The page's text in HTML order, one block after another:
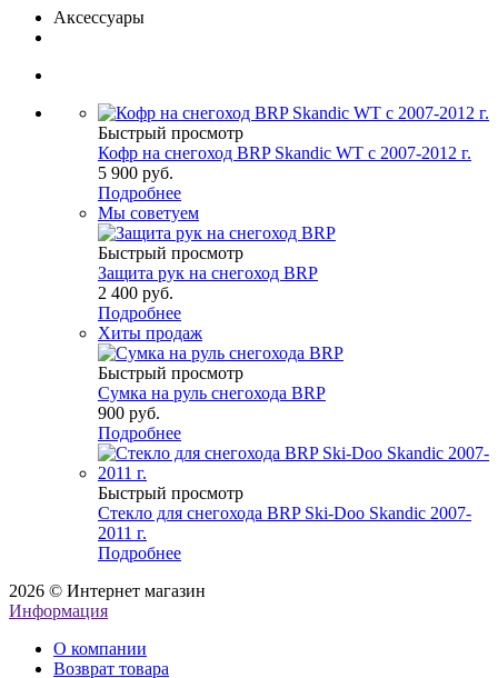
Аксессуары
Быстрый просмотр
Кофр на снегоход BRP Skandic WT с 2007-2012 г.
5 900 руб.
Подробнее
Мы советуем
Быстрый просмотр
Защита рук на снегоход BRP
2 400 руб.
Подробнее
Хиты продаж
Быстрый просмотр
Сумка на руль снегохода BRP
900 руб.
Подробнее
Быстрый просмотр
Стекло для снегохода BRP Ski-Doo Skandic 2007-
2011 г.
Подробнее
2026 © Интернет магазин
Информация
О компании
Возврат товара